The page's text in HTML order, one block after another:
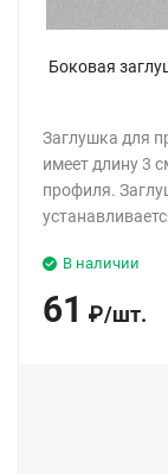
Заглушка для
имеет длину 3
профиля.
В наличии
61 ₽/шт.